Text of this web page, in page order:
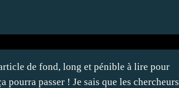
de fond, long et pénible à lire pour
pourra passer ! Je sais que les chercheurs